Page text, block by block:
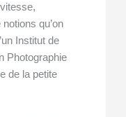
qu’on
Institut de
Photographie
de la petite